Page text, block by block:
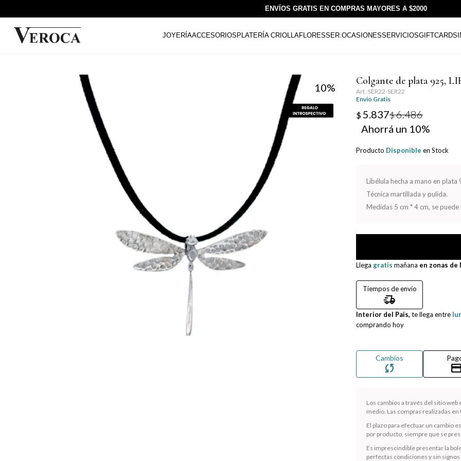
ENVÍOS GRATIS EN COMPRAS MAYORES A $2000
JOYERÍAACCESORIOS PLATERÍA CRIOLLAFLORESSER.OCASIONESSERVICIOSGIFTCARDS
10
Colgante de plata 925,
SER22-SER22
Envio Gratis
$5.837$6.486
10
Producto Disponible en Stock
Libélula hecha a mano en
Técnica martillada y pulida.
Medidas 5 cm * 4 cm, se
Llega gratis mañana en zonas
Tiempos de envío
delivery_truck_speed
Interior del Pais, te llega entre
comprando hoy
Cambios
sync credit_card
Los cambios a través del sitio
medio. Las compras realizadas
El plazo para efectuar un cambio
por producto, siempre que se
Es imprescindible presentar la
perfectas condiciones y sin